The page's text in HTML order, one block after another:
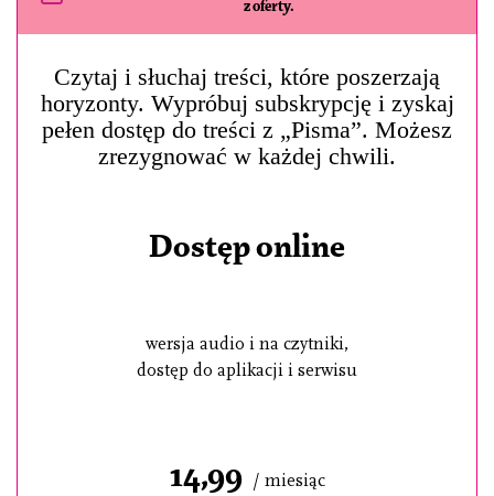
z oferty.
Czytaj i słuchaj treści, które poszerzają
horyzonty. Wypróbuj subskrypcję i zyskaj
pełen dostęp do treści z „Pisma”. Możesz
zrezygnować w każdej chwili.
Dostęp online
wersja audio i na czytniki,
dostęp do aplikacji i serwisu
14,99 / miesiąc